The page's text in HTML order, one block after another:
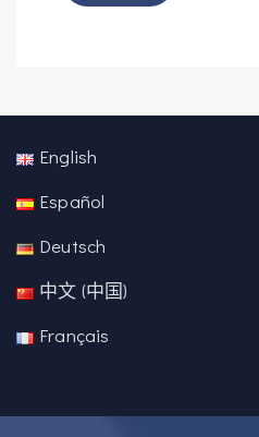
English
Español
Deutsch
中文 (中国)
Français